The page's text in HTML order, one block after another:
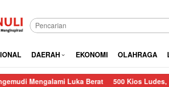
DAERAH EKONOMI OLAHRAGA
Luka Berat 500 Kios Ludes, Polres